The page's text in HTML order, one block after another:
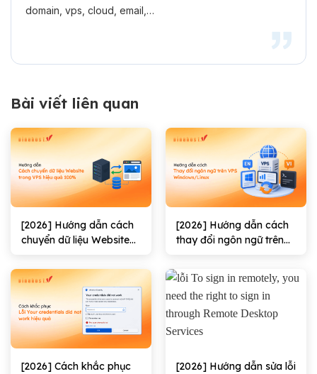
domain, vps, cloud, email,…
Bài viết liên quan
[2026] Hướng dẫn cách
chuyển dữ liệu Website
100%
[2026] Hướng dẫn cách
thay đổi ngôn ngữ trên
[2026] Cách khắc phục
[2026] Hướng dẫn sửa lỗi